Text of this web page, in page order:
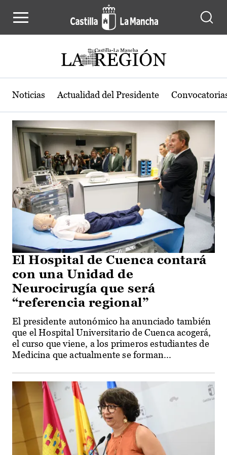
Actualidad de la región de Castilla-
Noticias Actualidad del Presidente
El Hospital de Cuenca contará
con una Unidad de
Neurocirugía que será
“referencia regional”
El presidente autonómico ha anunciado también
que el Hospital Universitario de Cuenca acogerá,
el curso que viene, a los primeros estudiantes de
Medicina que actualmente se forman...